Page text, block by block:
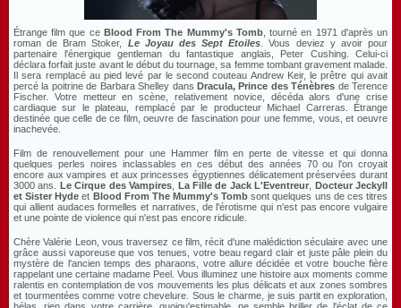
Étrange film que ce Blood From The Mummy's Tomb, tourné en 1971 d'après un
roman de Bram Stoker, Le Joyau des Sept Etoiles . Vous deviez y avoir pour
partenaire l'énergique gentleman du fantastique anglais, Peter Cushing. Celui-ci
déclara forfait juste avant le début du tournage, sa femme tombant gravement malade.
Il sera remplacé au pied levé par le second couteau Andrew Keir, le prêtre qui avait
percé la poitrine de Barbara Shelley dans Dracula, Prince des Ténèbres de Terence
Fischer. Votre metteur en scène, relativement novice, décéda alors d'une crise
cardiaque sur le plateau, remplacé par le producteur Michael Carreras. Étrange
destinée que celle de ce film, oeuvre de fascination pour une femme, vous, et oeuvre
inachevée.
Film de renouvellement pour une Hammer film en perte de vitesse et qui donna
quelques perles noires inclassables en ces début des années 70 ou l'on croyait
encore aux vampires et aux princesses égyptiennes délicatement préservées durant
3000 ans. Le Cirque des Vampires La Fille de Jack L'Eventreur Docteur Jeckyll
et Sister Hyde et Blood From The Mummy's Tomb sont quelques uns de ces titres
qui allient audaces formelles et narratives, de l'érotisme qui n'est pas encore vulgaire
et une pointe de violence qui n'est pas encore ridicule.
Chère Valérie Leon, vous traversez ce film, récit d'une malédiction séculaire avec une
grâce aussi vaporeuse que vos tenues, votre beau regard clair et juste pâle plein du
mystère de l'ancien temps des pharaons, votre allure décidée et votre bouche fière
rappelant une certaine madame Peel. Vous illuminez une histoire aux moments comme
ralentis en contemplation de vos mouvements les plus délicats et aux zones sombres
et tourmentées comme votre chevelure. Sous le charme, je suis partit en exploration,